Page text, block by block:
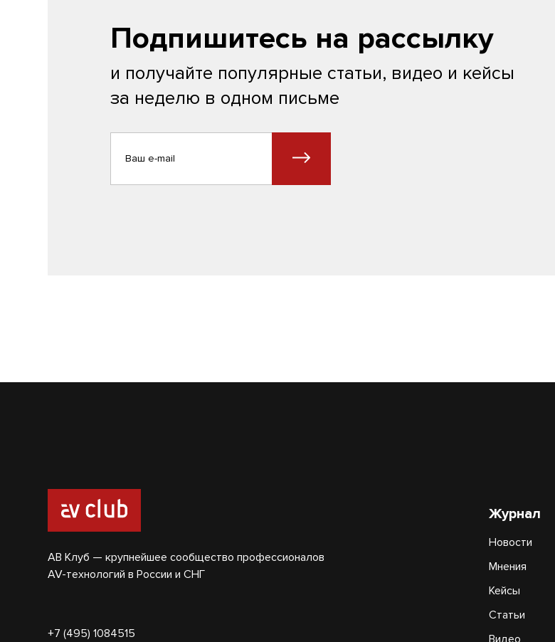
Подпишитесь на рассылку
и получайте популярные статьи, видео и кейсы
за неделю в одном письме
АВ Клуб — крупнейшее сообщество профессионалов
AV-технологий в России и СНГ
+7 (495) 1084515
Журнал
Новости
Мнения
Кейсы
Статьи
Видео